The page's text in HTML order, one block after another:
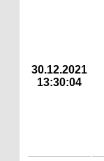
30.12.2021
13:30:04